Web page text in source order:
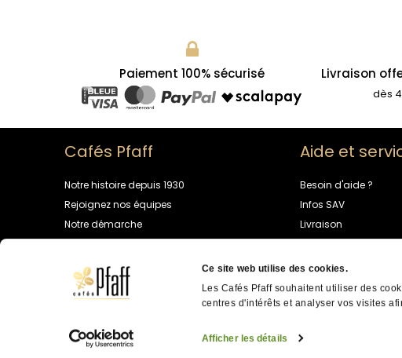
Ce site web utilise des cookies.
Les Cafés Pfaff souhaitent utiliser des
centres d'intérêts et analyser vos visites
Afficher les détails
Paiement 100% sécurisé Livraison
dès
Cafés Pfaff
Notre histoire depuis 1930
Rejoignez nos équipes
Notre démarche
Univers café
Aide et
Besoin d'aide ?
Infos SAV
Livraison
Programme de
Contactez-nous